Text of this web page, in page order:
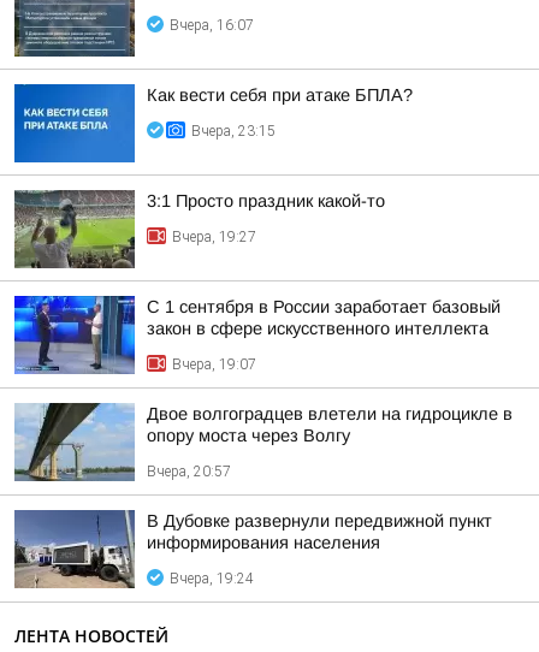
Вчера, 16:07
Как вести себя при атаке БПЛА?
Вчера, 23:15
3:1 Просто праздник какой-то
Вчера, 19:27
С 1 сентября в России заработает базовый
закон в сфере искусственного интеллекта
Вчера, 19:07
Двое волгоградцев влетели на гидроцикле в
опору моста через Волгу
Вчера, 20:57
В Дубовке развернули передвижной пункт
информирования населения
Вчера, 19:24
ЛЕНТА НОВОСТЕЙ